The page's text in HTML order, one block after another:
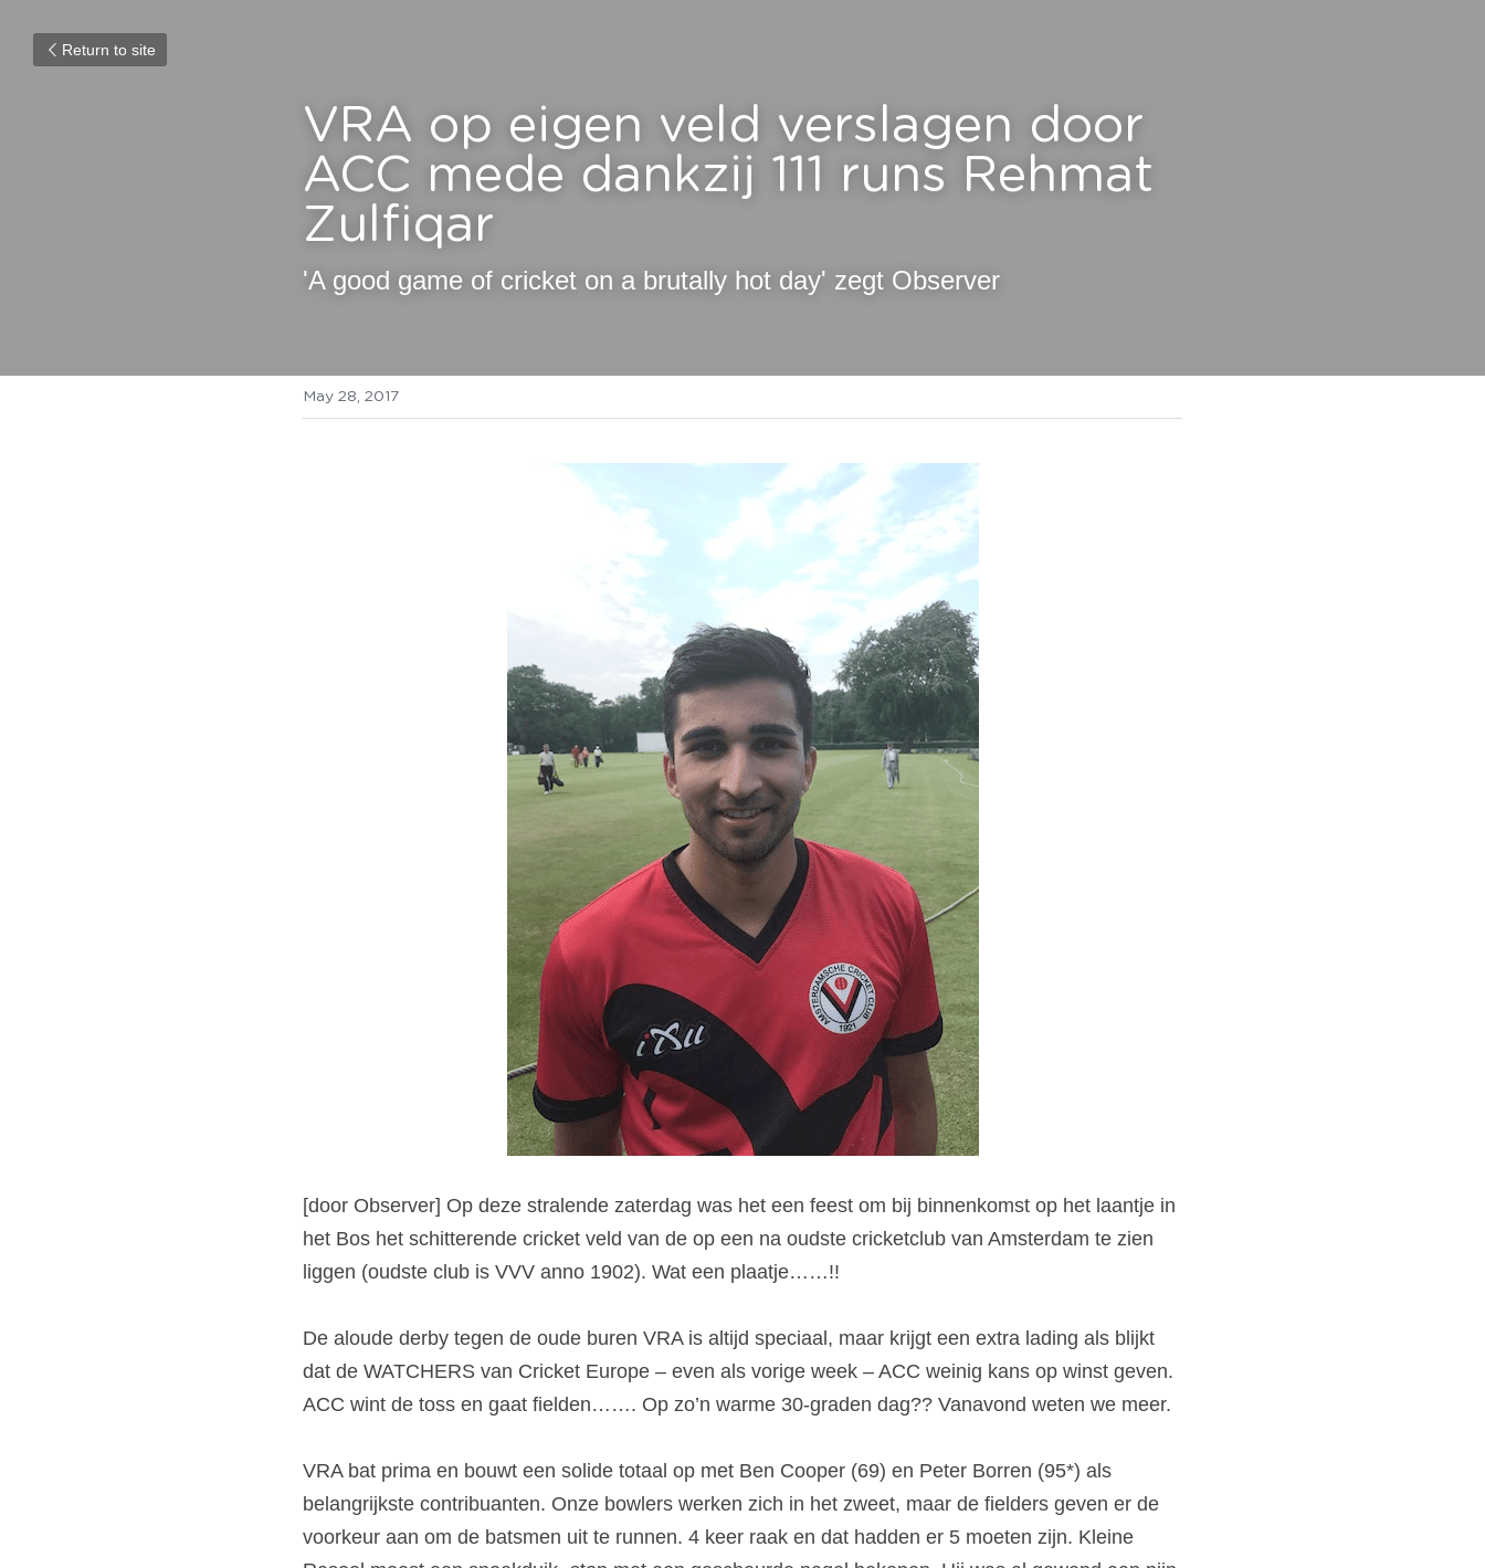
Return to site
VRA op eigen veld verslagen door
ACC mede dankzij 111 runs Rehmat
Zulfiqar
'A good game of cricket on a brutally hot day' zegt Observer
May 28, 2017
[door Observer] Op deze stralende zaterdag was het een feest om bij binnenkomst op het laantje in
het Bos het schitterende cricket veld van de op een na oudste cricketclub van Amsterdam te zien
liggen (oudste club is VVV anno 1902). Wat een plaatje……!!
De aloude derby tegen de oude buren VRA is altijd speciaal, maar krijgt een extra lading als blijkt
dat de WATCHERS van Cricket Europe – even als vorige week – ACC weinig kans op winst geven.
ACC wint de toss en gaat fielden……. Op zo’n warme 30-graden dag?? Vanavond weten we meer.
VRA bat prima en bouwt een solide totaal op met Ben Cooper (69) en Peter Borren (95*) als
belangrijkste contribuanten. Onze bowlers werken zich in het zweet, maar de fielders geven er de
voorkeur aan om de batsmen uit te runnen. 4 keer raak en dat hadden er 5 moeten zijn. Kleine